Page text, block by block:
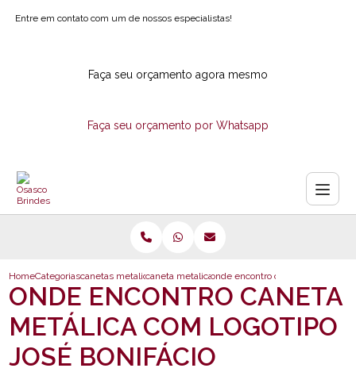
Entre em contato com um de nossos especialistas!
Faça seu orçamento agora mesmo
Faça seu orçamento por Whatsapp
HomeCategoriascanetas metalicascaneta metalica com estojoonde encontro caneta metalica
ONDE ENCONTRO CANETA
METÁLICA COM LOGOTIPO
JOSÉ BONIFÁCIO